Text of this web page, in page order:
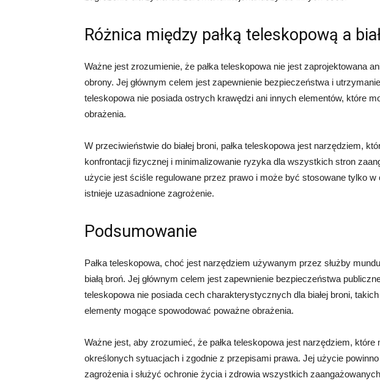
Różnica między pałką teleskopową a
Ważne jest zrozumienie, że pałka teleskopowa nie jest zaprojektowana
obrony. Jej głównym celem jest zapewnienie bezpieczeństwa i
teleskopowa nie posiada ostrych krawędzi ani innych elementów, które
obrażenia.
W przeciwieństwie do białej broni, pałka teleskopowa jest narzędziem,
konfrontacji fizycznej i minimalizowanie ryzyka dla wszystkich stron
użycie jest ściśle regulowane przez prawo i może być stosowane tylko
istnieje uzasadnione zagrożenie.
Podsumowanie
Pałka teleskopowa, choć jest narzędziem używanym przez służby
białą broń. Jej głównym celem jest zapewnienie bezpieczeństwa
teleskopowa nie posiada cech charakterystycznych dla białej broni,
elementy mogące spowodować poważne obrażenia.
Ważne jest, aby zrozumieć, że pałka teleskopowa jest narzędziem,
określonych sytuacjach i zgodnie z przepisami prawa. Jej użycie
zagrożenia i służyć ochronie życia i zdrowia wszystkich